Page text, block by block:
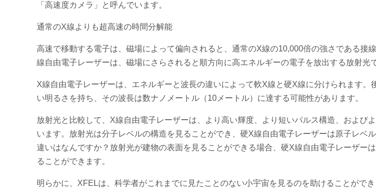
「高速度カメラ」と呼んでいます。
通常のX線よりも超高速の時間分解能
高速で移動する電子は、磁場によって偏向されると、通常のX線の10,000倍の強さである接
線自由電子レーザーは、磁場にさらされると順方向に高エネルギーの電子を放出する放射光
X線自由電子レーザーは、エネルギーと波長の違いによって軟X線と硬X線に分けられます。
い明るさを持ち、その波長は数ナノメートル（10メートル）に達する可能性があります。
放射光と比較して、X線自由電子レーザーは、より高い輝度、より短いパルス構造、および
います。放射光は分子レベルの構造を見ることができ、硬X線自由電子レーザーは原子レベ
違いはなんですか？放射光が建物の表面を見ることができる場合、硬X線自由電子レーザー
ることができます。
明らかに、XFELは、科学者がこれまでに見たことのない小宇宙を見るのを助けることがで